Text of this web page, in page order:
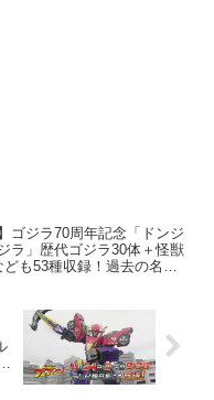
ゴジラ70周年記念「ドンジ
ラ」歴代ゴジラ30体＋怪獣
も53種収録！過去の名シ